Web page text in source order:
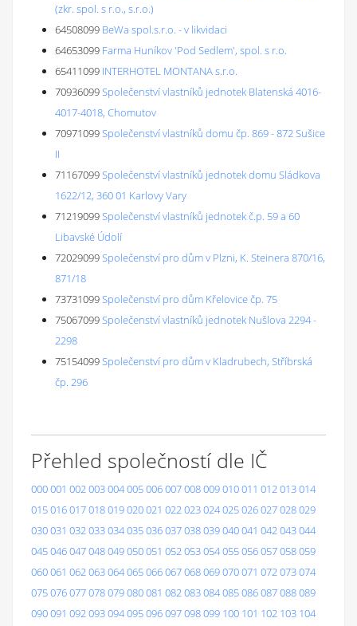
(zkr. spol. s r.o., s.r.o.)
64508099 BeWa spol.s.r.o. - v likvidaci
64653099 Farma Huníkov 'Pod Sedlem', spol. s r.o.
65411099 INTERHOTEL MONTANA s.r.o.
70936099Společenství vlastníků jednotek Blatenská 4016-
4017-4018, Chomutov
70971099Společenství vlastníků domu čp. 869 - 872 Sušice
II
71167099Společenství vlastníků jednotek domu Sládkova
1622/12, 360 01 Karlovy Vary
71219099Společenství vlastníků jednotek č.p. 59 a 60
Libavské Údolí
72029099Společenství pro dům v Plzni, K. Steinera 870/16,
871/18
73731099Společenství pro dům Křelovice čp. 75
75067099Společenství vlastníků jednotek Nušlova 2294 -
2298
75154099Společenství pro dům v Kladrubech, Stříbrská
čp. 296
Přehled společností dle IČ
000001 002003004005006007008009010011 012013014
015016017018019020021 022023024025026027028029
030031 032033034035036037038039040041 042043044
045046047048049050051 052053054055056057058059
060061 062063064065066067068069070071 072073074
075076077078079080081 082083084085086087088089
090091 092093094095096097098099 100 101 102 103 104